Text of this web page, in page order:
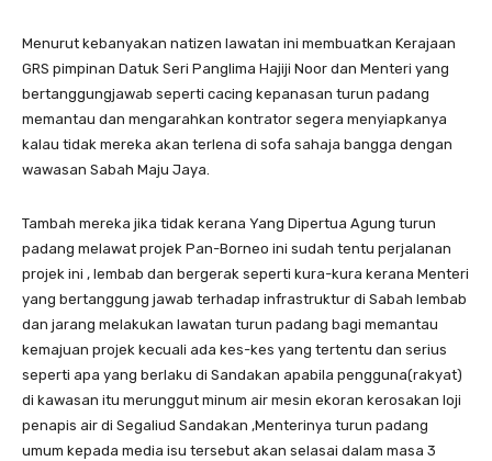
Menurut kebanyakan natizen lawatan ini membuatkan Kerajaan
GRS pimpinan Datuk Seri Panglima Hajiji Noor dan Menteri yang
bertanggungjawab seperti cacing kepanasan turun padang
memantau dan mengarahkan kontrator segera menyiapkanya
kalau tidak mereka akan terlena di sofa sahaja bangga dengan
wawasan Sabah Maju Jaya.
Tambah mereka jika tidak kerana Yang Dipertua Agung turun
padang melawat projek Pan-Borneo ini sudah tentu perjalanan
projek ini , lembab dan bergerak seperti kura-kura kerana Menteri
yang bertanggung jawab terhadap infrastruktur di Sabah lembab
dan jarang melakukan lawatan turun padang bagi memantau
kemajuan projek kecuali ada kes-kes yang tertentu dan serius
seperti apa yang berlaku di Sandakan apabila pengguna(rakyat)
di kawasan itu merunggut minum air mesin ekoran kerosakan loji
penapis air di Segaliud Sandakan ,Menterinya turun padang
umum kepada media isu tersebut akan selasai dalam masa 3